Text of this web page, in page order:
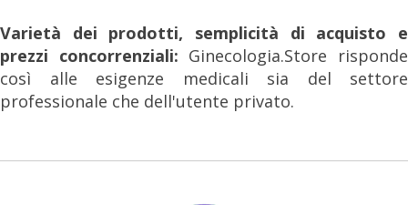
Varietà dei prodotti, semplicità di acquisto e
prezzi concorrenziali: Ginecologia.Store risponde
così alle esigenze medicali sia del settore
professionale che dell'utente privato.